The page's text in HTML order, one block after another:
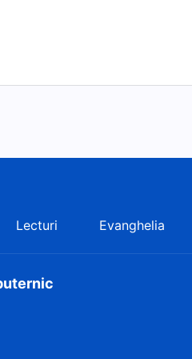
Lecturi Evanghelia